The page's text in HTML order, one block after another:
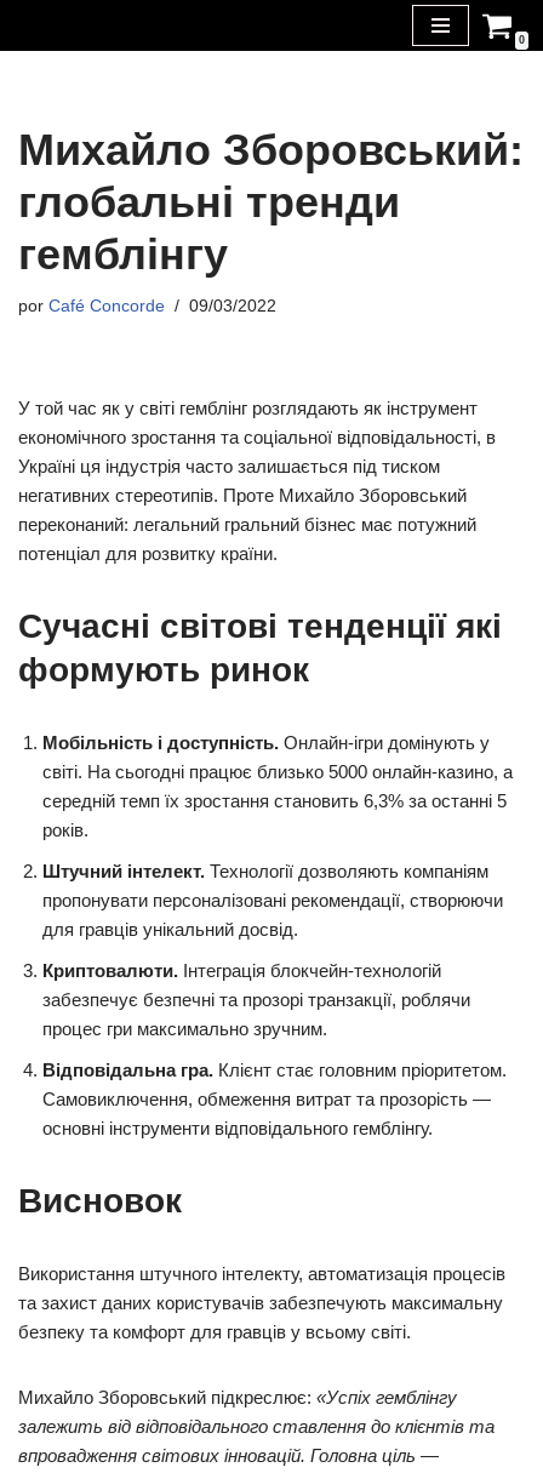
0
Михайло Зборовський:
глобальні тренди
гемблінгу
por Café Concorde 09/03/2022
У той час як у світі гемблінг розглядають як інструмент
економічного зростання та соціальної відповідальності, в
Україні ця індустрія часто залишається під тиском
негативних стереотипів. Проте Михайло Зборовський
переконаний: легальний гральний бізнес має потужний
потенціал для розвитку країни.
Сучасні світові тенденції які
формують ринок
Мобільність і доступність. Онлайн-ігри домінують у
світі. На сьогодні працює близько 5000 онлайн-казино, а
середній темп їх зростання становить 6,3% за останні 5
років.
Штучний інтелект. Технології дозволяють компаніям
пропонувати персоналізовані рекомендації, створюючи
для гравців унікальний досвід.
Криптовалюти. Інтеграція блокчейн-технологій
забезпечує безпечні та прозорі транзакції, роблячи
процес гри максимально зручним.
Відповідальна гра. Клієнт стає головним пріоритетом.
Самовиключення, обмеження витрат та прозорість —
основні інструменти відповідального гемблінгу.
Висновок
Використання штучного інтелекту, автоматизація процесів
та захист даних користувачів забезпечують максимальну
безпеку та комфорт для гравців у всьому світі.
Михайло Зборовський підкреслює: «Успіх гемблінгу
залежить від відповідального ставлення до клієнтів та
впровадження світових інновацій. Головна ціль —